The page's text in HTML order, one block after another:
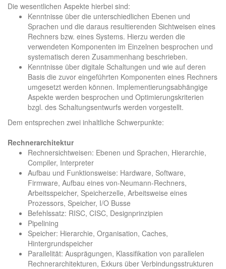
Die wesentlichen Aspekte hierbei sind:
Kenntnisse über die unterschiedlichen Ebenen und
Sprachen und die daraus resultierenden Sichtweisen eines
Rechners bzw. eines Systems. Hierzu werden die
verwendeten Komponenten im Einzelnen besprochen und
systematisch deren Zusammenhang beschrieben.
Kenntnisse über digitale Schaltungen und wie auf deren
Basis die zuvor eingeführten Komponenten eines Rechners
umgesetzt werden können. Implementierungsabhängige
Aspekte werden besprochen und Optimierungskriterien
bzgl. des Schaltungsentwurfs werden vorgestellt.
Dem entsprechen zwei inhaltliche Schwerpunkte:
Rechnerarchitektur
Rechnersichtweisen: Ebenen und Sprachen, Hierarchie,
Compiler, Interpreter
Aufbau und Funktionsweise: Hardware, Software,
Firmware, Aufbau eines von-Neumann-Rechners,
Arbeitsspeicher, Speicherzelle, Arbeitsweise eines
Prozessors, Speicher, I/O Busse
Befehlssatz: RISC, CISC, Designprinzipien
Pipelining
Speicher: Hierarchie, Organisation, Caches,
Hintergrundspeicher
Parallelität: Ausprägungen, Klassifikation von parallelen
Rechnerarchitekturen, Exkurs über Verbindungsstrukturen